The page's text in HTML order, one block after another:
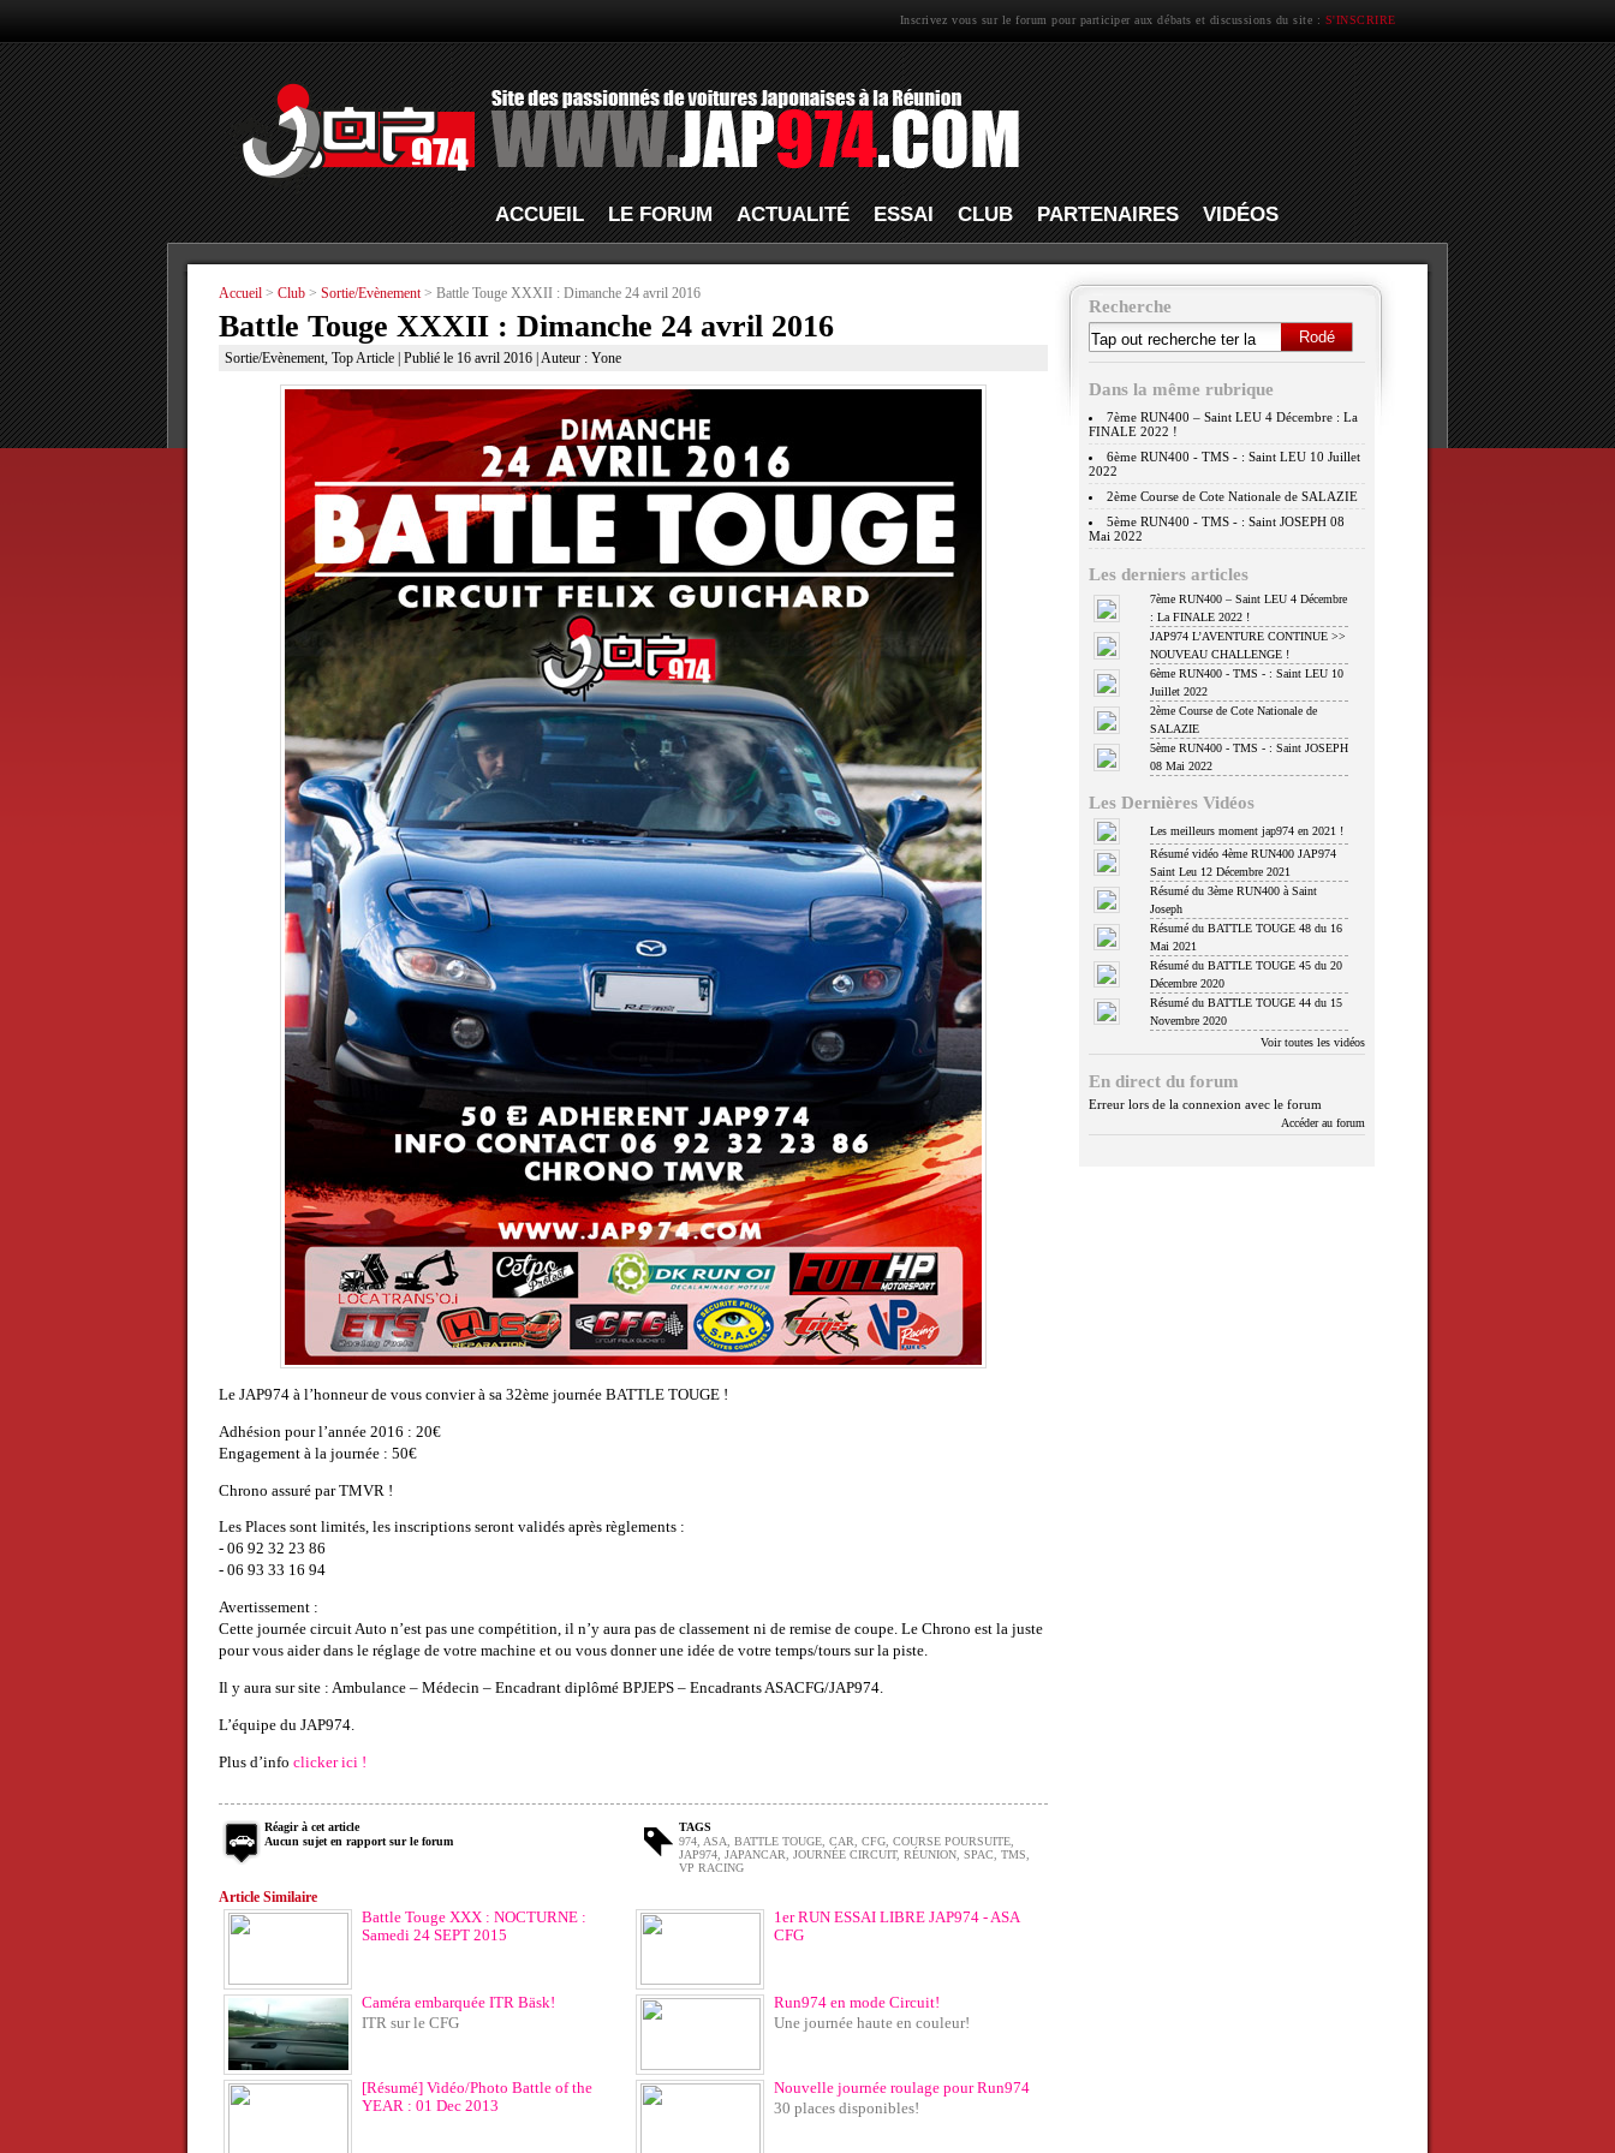
Inscrivez vous sur le forum pour participer aux débats et discussions du site : S'INSCRIRE
ACCUEIL LE FORUM ACTUALITÉ ESSAI CLUB PARTENAIRES VIDÉOS
Accueil > Club > Sortie/Evènement> Battle Touge XXXII : Dimanche 24 avril 2016
Battle Touge XXXII : Dimanche 24 avril 2016
Sortie/Evènement, Top Article| Publié le 16 avril 2016 | Auteur : Yone
Le JAP974 à l’honneur de vous convier à sa 32ème journée BATTLE TOUGE !
Adhésion pour l’année 2016 : 20€
Engagement à la journée : 50€
Chrono assuré par TMVR !
Les Places sont limités, les inscriptions seront validés après règlements :
- 06 92 32 23 86
- 06 93 33 16 94
Avertissement :
Cette journée circuit Auto n’est pas une compétition, il n’y aura pas de classement ni de remise de coupe. Le Chrono est la juste
pour vous aider dans le réglage de votre machine et ou vous donner une idée de votre temps/tours sur la piste.
Il y aura sur site : Ambulance – Médecin – Encadrant diplômé BPJEPS – Encadrants ASACFG/JAP974.
L’équipe du JAP974.
Plus d’info clicker ici !
Réagir à cet article
Aucun sujet en rapport sur le forum
TAGS
974 ASA BATTLE TOUGE CAR CFG COURSE POURSUITE
JAP974 JAPANCAR JOURNÉE CIRCUIT, RÉUNION SPAC TMS
VP RACING
Article Similaire
Battle Touge XXX : NOCTURNE :
Samedi 24 SEPT 2015
1er RUN ESSAI LIBRE JAP974 - ASA
CFG
Caméra embarquée ITR Bäsk!
ITR sur le CFG
Run974 en mode Circuit!
Une journée haute en couleur!
[Résumé] Vidéo/Photo Battle of the
YEAR : 01 Dec 2013
Nouvelle journée roulage pour Run974
30 places disponibles!
Recherche
Dans la même rubrique
7ème RUN400 – Saint LEU 4 Décembre : La
FINALE 2022 !
6ème RUN400 - TMS - : Saint LEU 10 Juillet
2022
2ème Course de Cote Nationale de SALAZIE
5ème RUN400 - TMS - : Saint JOSEPH 08
Mai 2022
Les derniers articles
7ème RUN400 – Saint LEU 4 Décembre
: La FINALE 2022 !
JAP974 L’AVENTURE CONTINUE >>
NOUVEAU CHALLENGE !
6ème RUN400 - TMS - : Saint LEU 10
Juillet 2022
2ème Course de Cote Nationale de
SALAZIE
5ème RUN400 - TMS - : Saint JOSEPH
08 Mai 2022
Les Dernières Vidéos
Les meilleurs moment jap974 en 2021 !
Résumé vidéo 4ème RUN400 JAP974
Saint Leu 12 Décembre 2021
Résumé du 3ème RUN400 à Saint
Joseph
Résumé du BATTLE TOUGE 48 du 16
Mai 2021
Résumé du BATTLE TOUGE 45 du 20
Décembre 2020
Résumé du BATTLE TOUGE 44 du 15
Novembre 2020
Voir toutes les vidéos
En direct du forum
Erreur lors de la connexion avec le forum
Accéder au forum